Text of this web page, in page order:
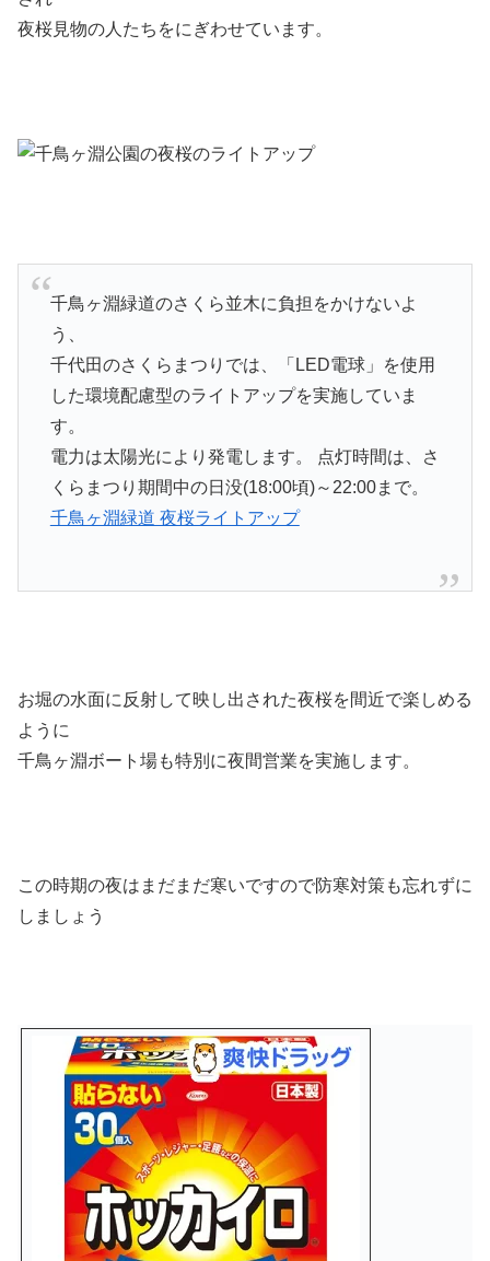
夜桜見物の人たちをにぎわせています。
千鳥ヶ淵緑道のさくら並木に負担をかけないよ
う、
千代田のさくらまつりでは、「LED電球」を使用
した環境配慮型のライトアップを実施していま
す。
電力は太陽光により発電します。 点灯時間は、さ
くらまつり期間中の日没(18:00頃)～22:00まで。
千鳥ヶ淵緑道 夜桜ライトアップ
お堀の水面に反射して映し出された夜桜を間近で楽しめる
ように
千鳥ヶ淵ボート場も特別に夜間営業を実施します。
この時期の夜はまだまだ寒いですので防寒対策も忘れずに
しましょう